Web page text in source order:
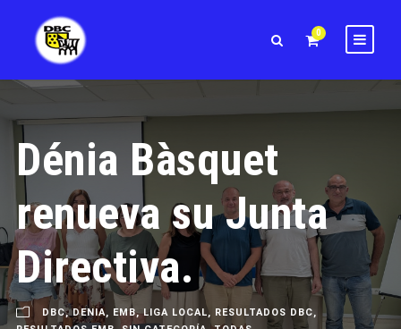
0
Dénia Bàsquet
renueva su Junta
Directiva.
DBC, DENIA, EMB, LIGA LOCAL, RESULTADOS DBC,